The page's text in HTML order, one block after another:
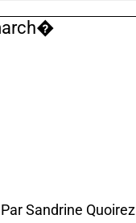
Sandrine Quoirez